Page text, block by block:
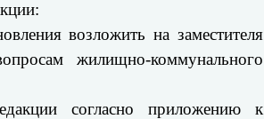
возложить на заместителя
жилищно-коммунального
согласно приложению к